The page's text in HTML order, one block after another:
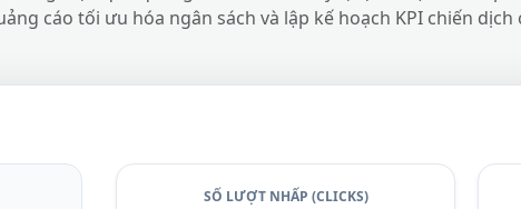
cáo tối ưu hóa ngân sách và lập kế hoạch KPI chiến dịch
SỐ LƯỢT NHẤP (CLICKS)